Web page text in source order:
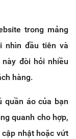
trong mảng
nhìn đầu tiên và
đòi hỏi nhiều
hàng.
quần áo của bạn
quanh cho hợp,
nhật hoặc vứt